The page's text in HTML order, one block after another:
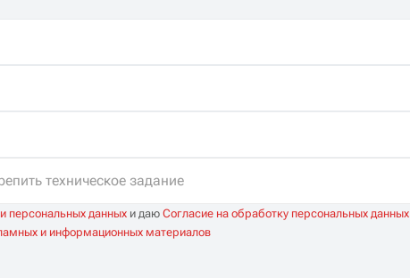
техническое задание
персональных данных и даюСогласие на обработку персональных данных
и информационных материалов